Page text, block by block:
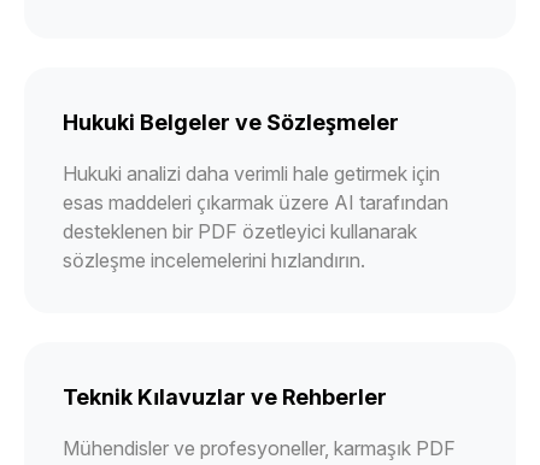
Hukuki Belgeler ve Sözleşmeler
Hukuki analizi daha verimli hale getirmek için
esas maddeleri çıkarmak üzere AI tarafından
desteklenen bir PDF özetleyici kullanarak
sözleşme incelemelerini hızlandırın.
Teknik Kılavuzlar ve Rehberler
Mühendisler ve profesyoneller, karmaşık PDF